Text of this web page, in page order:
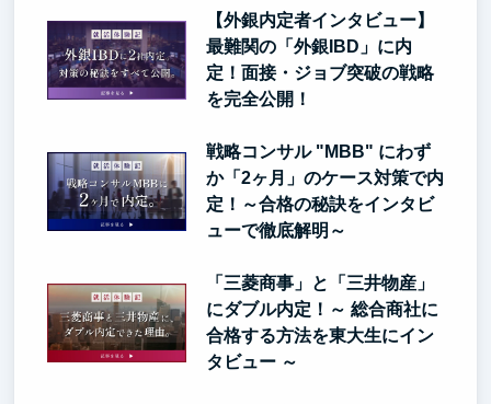
【外銀内定者インタビュー】
最難関の「外銀IBD」に内
定！面接・ジョブ突破の戦略
を完全公開！
戦略コンサル "MBB" にわず
か「2ヶ月」のケース対策で内
定！～合格の秘訣をインタビ
ューで徹底解明～
「三菱商事」と「三井物産」
にダブル内定！～ 総合商社に
合格する方法を東大生にイン
タビュー ～